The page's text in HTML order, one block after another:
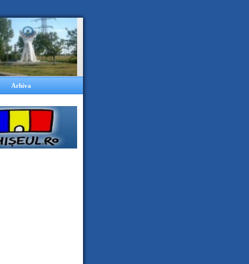
Arhiva